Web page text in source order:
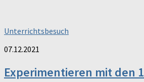
Unterrichtsbesuch
07.12.2021
Experimentieren mit den